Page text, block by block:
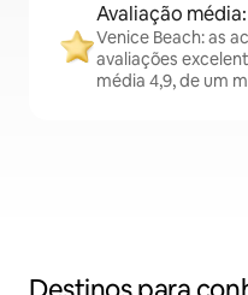
Avaliação
Venice Beach: as
avaliações
média 4,9, de um